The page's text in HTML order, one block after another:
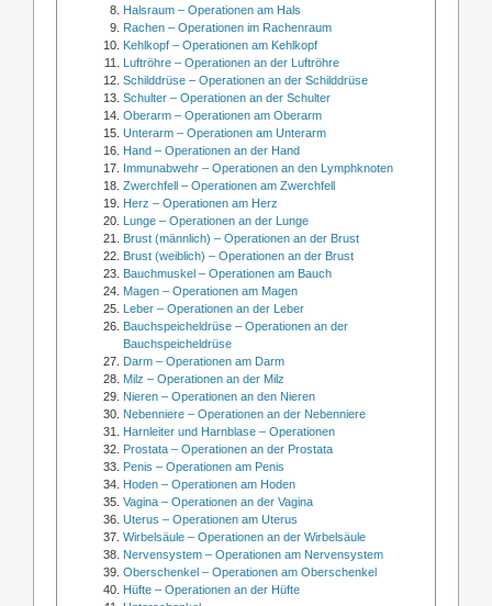
Halsraum – Operationen am Hals
Rachen – Operationen im Rachenraum
Kehlkopf – Operationen am Kehlkopf
Luftröhre – Operationen an der Luftröhre
Schilddrüse – Operationen an der Schilddrüse
Schulter – Operationen an der Schulter
Oberarm – Operationen am Oberarm
Unterarm – Operationen am Unterarm
Hand – Operationen an der Hand
Immunabwehr – Operationen an den Lymphknoten
Zwerchfell – Operationen am Zwerchfell
Herz – Operationen am Herz
Lunge – Operationen an der Lunge
Brust (männlich) – Operationen an der Brust
Brust (weiblich) – Operationen an der Brust
Bauchmuskel – Operationen am Bauch
Magen – Operationen am Magen
Leber – Operationen an der Leber
Bauchspeicheldrüse – Operationen an der
Bauchspeicheldrüse
Darm – Operationen am Darm
Milz – Operationen an der Milz
Nieren – Operationen an den Nieren
Nebenniere – Operationen an der Nebenniere
Harnleiter und Harnblase – Operationen
Prostata – Operationen an der Prostata
Penis – Operationen am Penis
Hoden – Operationen am Hoden
Vagina – Operationen an der Vagina
Uterus – Operationen am Uterus
Wirbelsäule – Operationen an der Wirbelsäule
Nervensystem – Operationen am Nervensystem
Oberschenkel – Operationen am Oberschenkel
Hüfte – Operationen an der Hüfte